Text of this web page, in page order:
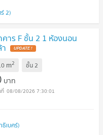
2)
าร F ชั้น 2 1 ห้องนอน
m2 ชั้น2
บาท
08/08/2026 7:30:01
เบศร์)